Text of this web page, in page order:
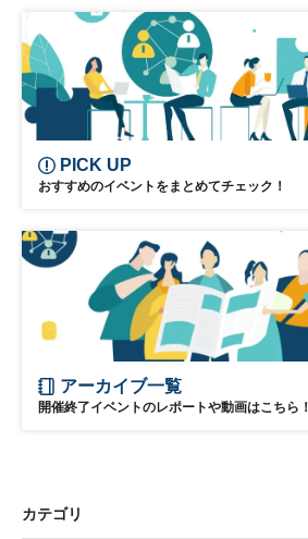
PICK UP
おすすめのイベントをまとめてチェック！
アーカイブ一覧
開催終了イベントのレポートや動画はこちら！
カテゴリ